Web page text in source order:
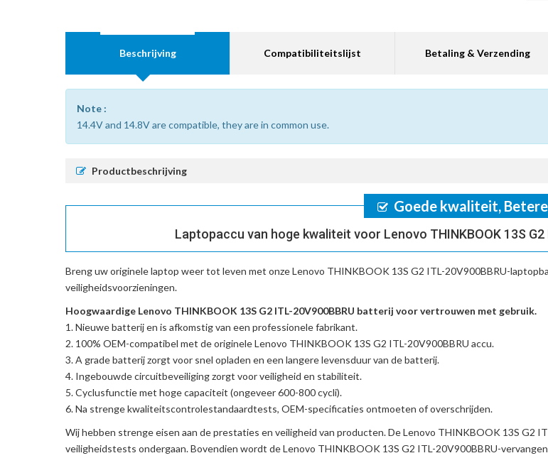
Beschrijving Compatibiliteitslijst Betaling & Verzending
Note :
14.4V and 14.8V are compatible, they are in common use.
Productbeschrijving
Goede kwaliteit,
Laptopaccu van hoge kwaliteit voor Lenovo THINKBOOK 13S
Breng uw originele laptop weer tot leven met onzeLenovo THINKBOOK 13S G2 ITL-20V900BBRU-
veiligheidsvoorzieningen.
Hoogwaardige Lenovo THINKBOOK 13S G2 ITL-20V900BBRU batterij voor vertrouwen met gebruik.
Nieuwe batterij en is afkomstig van een professionele fabrikant.
100% OEM-compatibel met deoriginele Lenovo THINKBOOK 13S G2 ITL-20V900BBRU accu.
A grade batterij zorgt voor snel opladen en een langere levensduur van de batterij.
Ingebouwde circuitbeveiliging zorgt voor veiligheid en stabiliteit.
Cyclusfunctie met hoge capaciteit (ongeveer 600-800 cycli).
Na strenge kwaliteitscontrolestandaardtests, OEM-specificaties ontmoeten of overschrijden.
Wij hebben strenge eisen aan de prestaties en veiligheid van producten. DeLenovo THINKBOOK 13S G2
veiligheidstests ondergaan. Bovendien wordt deLenovo THINKBOOK 13S G2 ITL-20V900BBRU-